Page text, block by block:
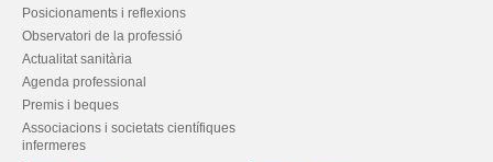
Posicionaments i reflexions
Observatori de la professió
Actualitat sanitària
Agenda professional
Premis i beques
Associacions i societats científiques
infermeres